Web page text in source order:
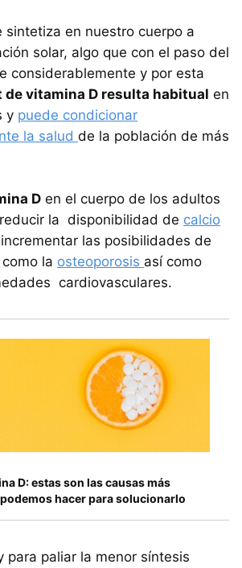
sintetiza en nuestro cuerpo a
solar, algo que con el paso del
considerablemente y por esta
vitamina D resulta habitual en
y puede condicionar
la salud de la población de más
D en el cuerpo de los adultos
la disponibilidad de calcio
las posibilidades de
la osteoporosis así como
cardiovasculares.
D: estas son las causas más
hacer para solucionarlo
para paliar la menor síntesis